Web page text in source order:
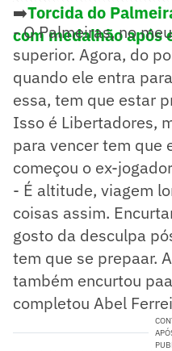
➡️Torcida do
com medalhão após
- O Palmeiras, no
superior. Agora, do
quando ele entra
essa, tem que estar
Isso é Libertadores,
para vencer tem que
começou o ex-
- É altitude, viagem
coisas assim.
gosto da desculpa
tem que se prepaar.
também encurtou
completou Abel